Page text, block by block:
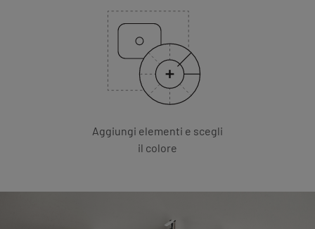
Aggiungi elementi e scegli
il colore